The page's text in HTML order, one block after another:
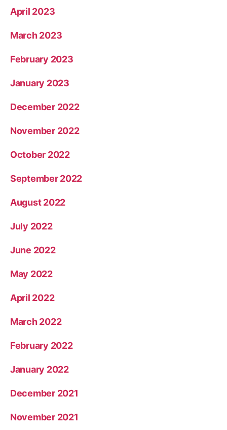
April 2023
March 2023
February 2023
January 2023
December 2022
November 2022
October 2022
September 2022
August 2022
July 2022
June 2022
May 2022
April 2022
March 2022
February 2022
January 2022
December 2021
November 2021